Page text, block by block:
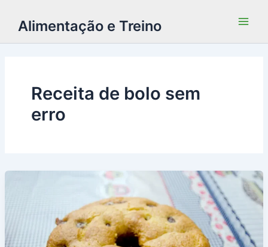
Alimentação e Treino
Receita de bolo sem
erro